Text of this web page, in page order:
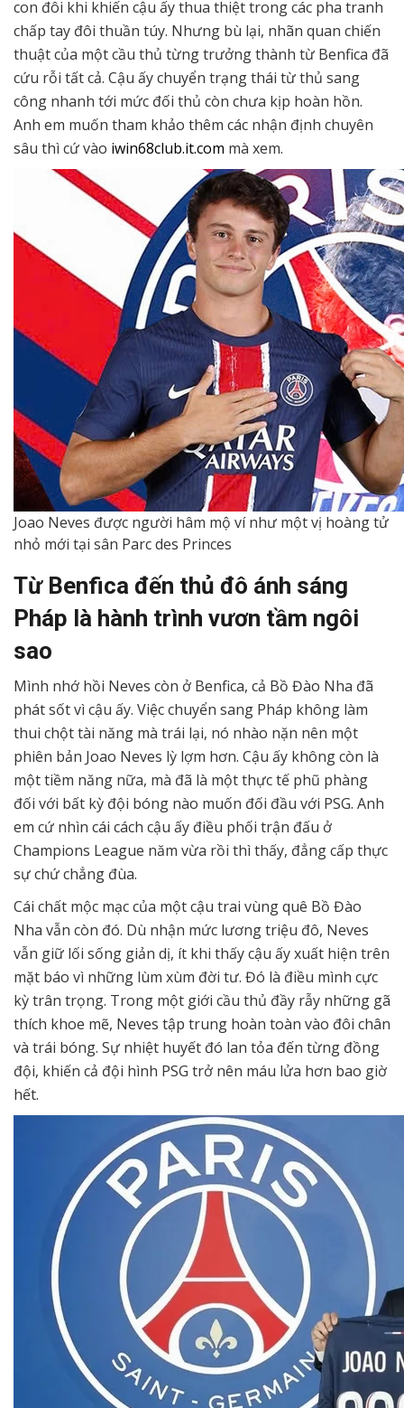
con đôi khi khiến cậu ấy thua thiệt trong các pha tranh
chấp tay đôi thuần túy. Nhưng bù lại, nhãn quan chiến
thuật của một cầu thủ từng trưởng thành từ Benfica đã
cứu rỗi tất cả. Cậu ấy chuyển trạng thái từ thủ sang
công nhanh tới mức đối thủ còn chưa kịp hoàn hồn.
Anh em muốn tham khảo thêm các nhận định chuyên
sâu thì cứ vào iwin68club.it.com mà xem.
Joao Neves được người hâm mộ ví như một vị hoàng tử
nhỏ mới tại sân Parc des Princes
Từ Benfica đến thủ đô ánh sáng
Pháp là hành trình vươn tầm ngôi
sao
Mình nhớ hồi Neves còn ở Benfica, cả Bồ Đào Nha đã
phát sốt vì cậu ấy. Việc chuyển sang Pháp không làm
thui chột tài năng mà trái lại, nó nhào nặn nên một
phiên bản Joao Neves lỳ lợm hơn. Cậu ấy không còn là
một tiềm năng nữa, mà đã là một thực tế phũ phàng
đối với bất kỳ đội bóng nào muốn đối đầu với PSG. Anh
em cứ nhìn cái cách cậu ấy điều phối trận đấu ở
Champions League năm vừa rồi thì thấy, đẳng cấp thực
sự chứ chẳng đùa.
Cái chất mộc mạc của một cậu trai vùng quê Bồ Đào
Nha vẫn còn đó. Dù nhận mức lương triệu đô, Neves
vẫn giữ lối sống giản dị, ít khi thấy cậu ấy xuất hiện trên
mặt báo vì những lùm xùm đời tư. Đó là điều mình cực
kỳ trân trọng. Trong một giới cầu thủ đầy rẫy những gã
thích khoe mẽ, Neves tập trung hoàn toàn vào đôi chân
và trái bóng. Sự nhiệt huyết đó lan tỏa đến từng đồng
đội, khiến cả đội hình PSG trở nên máu lửa hơn bao giờ
hết.